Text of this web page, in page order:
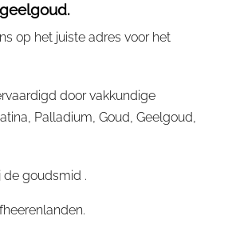
op het juiste adres voor het
door vakkundige
Palladium, Goud, Geelgoud,
de goudsmid .